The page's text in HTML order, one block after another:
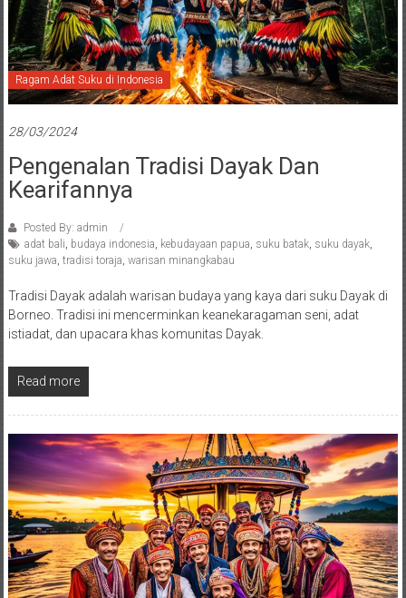
Ragam Adat Suku di Indonesia
28/03/2024
Pengenalan Tradisi Dayak Dan
Kearifannya
Posted By: admin
adat bali budaya indonesia kebudayaan papua suku batak, suku dayak,
suku jawa tradisi toraja warisan minangkabau
Tradisi Dayak adalah warisan budaya yang kaya dari suku Dayak di
Borneo. Tradisi ini mencerminkan keanekaragaman seni, adat
istiadat, dan upacara khas komunitas Dayak.
Read more